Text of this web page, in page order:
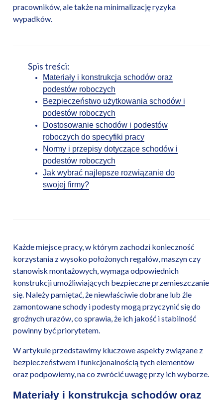
pracowników, ale także na minimalizację ryzyka
wypadków.
Spis treści:
Materiały i konstrukcja schodów oraz
podestów roboczych
Bezpieczeństwo użytkowania schodów i
podestów roboczych
Dostosowanie schodów i podestów
roboczych do specyfiki pracy
Normy i przepisy dotyczące schodów i
podestów roboczych
Jak wybrać najlepsze rozwiązanie do
swojej firmy?
Każde miejsce pracy, w którym zachodzi konieczność
korzystania z wysoko położonych regałów, maszyn czy
stanowisk montażowych, wymaga odpowiednich
konstrukcji umożliwiających bezpieczne przemieszczanie
się. Należy pamiętać, że niewłaściwie dobrane lub źle
zamontowane schody i podesty mogą przyczynić się do
groźnych urazów, co sprawia, że ich jakość i stabilność
powinny być priorytetem.
W artykule przedstawimy kluczowe aspekty związane z
bezpieczeństwem i funkcjonalnością tych elementów
oraz podpowiemy, na co zwrócić uwagę przy ich wyborze.
Materiały i konstrukcja schodów oraz